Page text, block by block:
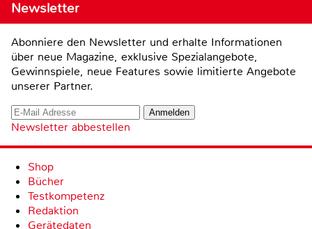
Newsletter
Abonniere den Newsletter und erhalte Informationen
über neue Magazine, exklusive Spezialangebote,
Gewinnspiele, neue Features sowie limitierte Angebote
unserer Partner.
Newsletter abbestellen
Shop
Bücher
Testkompetenz
Redaktion
Gerätedaten